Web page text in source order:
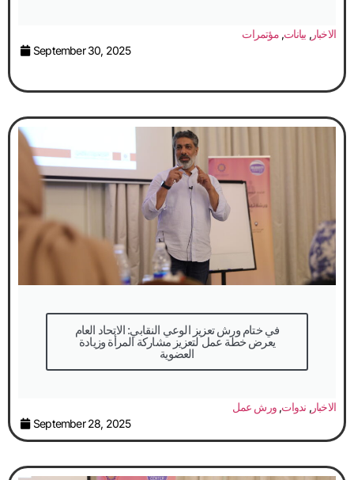
الاخبار, بيانات,مؤتمرات
September 30, 2025
في ختام ورش تعزيز الوعي النقابي: الاتحاد العام
يعرض خطة عمل لتعزيز مشاركة المرأة وزيادة
العضوية
الاخبار, ندوات,ورش عمل
September 28, 2025